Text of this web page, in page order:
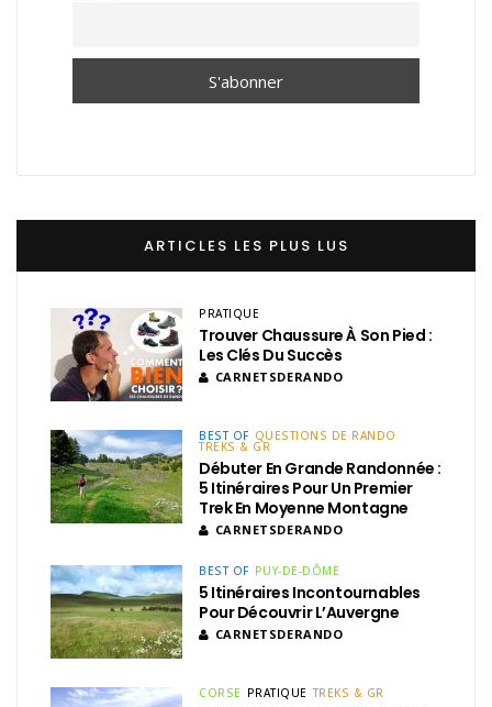
ARTICLES LES PLUS LUS
PRATIQUE
Trouver Chaussure À Son Pied :
Les Clés Du Succès
CARNETSDERANDO
BEST OF QUESTIONS DE RANDO
TREKS & GR
Débuter En Grande Randonnée :
5 Itinéraires Pour Un Premier
Trek En Moyenne Montagne
CARNETSDERANDO
BEST OF PUY-DE-DÔME
5 Itinéraires Incontournables
Pour Découvrir L’Auvergne
CARNETSDERANDO
CORSE PRATIQUE TREKS & GR